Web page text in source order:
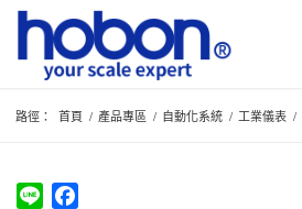
路徑： 首頁 / 產品專區 / 自動化系統 / 工業儀表 /
Line